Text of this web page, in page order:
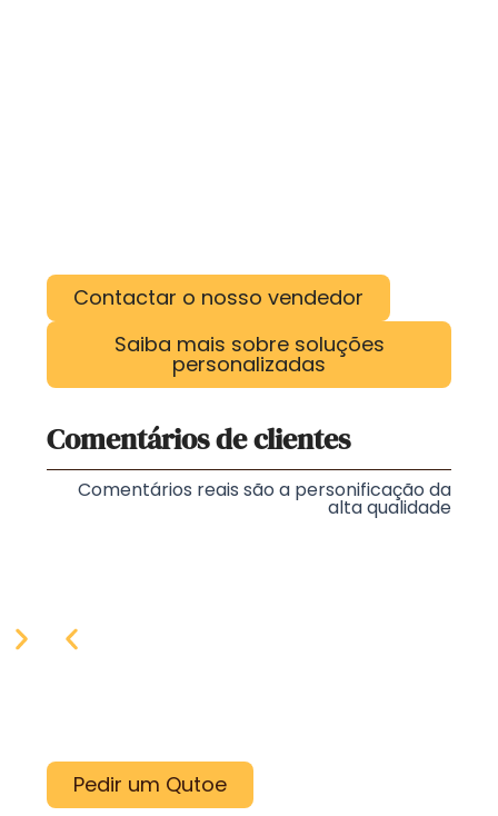
Contactar o nosso vendedor
Saiba mais sobre soluções
personalizadas
Comentários de clientes
Comentários reais são a personificação da
alta qualidade
Pedir um Qutoe